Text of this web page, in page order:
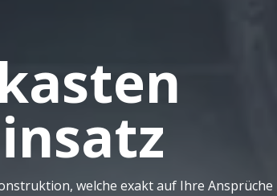
welche exakt auf Ihre Ansprüche